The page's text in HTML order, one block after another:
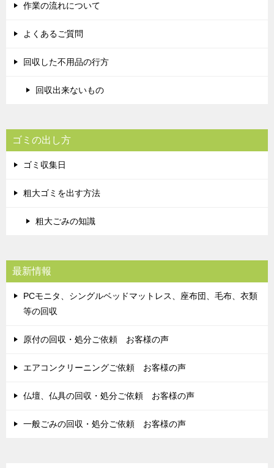
作業の流れについて
よくあるご質問
回収した不用品の行方
回収出来ないもの
ゴミの出し方
ゴミ収集日
粗大ゴミを出す方法
粗大ごみの知識
最新情報
PCモニタ、シングルベッドマットレス、座布団、毛布、衣類
等の回収
原付の回収・処分ご依頼 お客様の声
エアコンクリーニングご依頼 お客様の声
仏壇、仏具の回収・処分ご依頼 お客様の声
一般ごみの回収・処分ご依頼 お客様の声